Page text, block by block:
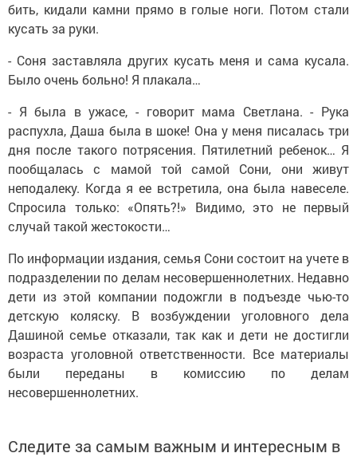
бить, кидали камни прямо в голые ноги. Потом стали
кусать за руки.
- Соня заставляла других кусать меня и сама кусала.
Было очень больно! Я плакала…
- Я была в ужасе, - говорит мама Светлана. - Рука
распухла, Даша была в шоке! Она у меня писалась три
дня после такого потрясения. Пятилетний ребенок… Я
пообщалась с мамой той самой Сони, они живут
неподалеку. Когда я ее встретила, она была навеселе.
Спросила только: «Опять?!» Видимо, это не первый
случай такой жестокости…
По информации издания, семья Сони состоит на учете в
подразделении по делам несовершеннолетних. Недавно
дети из этой компании подожгли в подъезде чью-то
детскую коляску. В возбуждении уголовного дела
Дашиной семье отказали, так как и дети не достигли
возраста уголовной ответственности. Все материалы
были переданы в комиссию по делам
несовершеннолетних.
Следите за самым важным и интересным в